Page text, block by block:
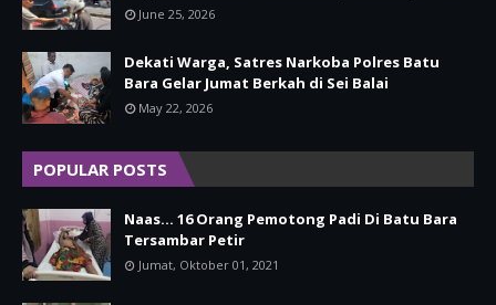
June 25, 2026
Dekati Warga, Satres Narkoba Polres Batu
Bara Gelar Jumat Berkah di Sei Balai
May 22, 2026
POPULAR POSTS
Naas... 16 Orang Pemotong Padi Di Batu Bara
Tersambar Petir
Jumat, Oktober 01, 2021